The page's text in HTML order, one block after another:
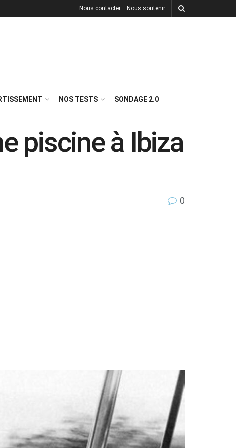
Nous contacter Nous soutenir
NOS TESTS SONDAGE 2.0
piscine à Ibiza
0